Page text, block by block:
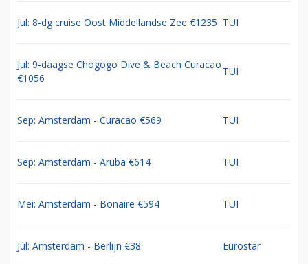
Jul: 8-dg cruise Oost Middellandse Zee €1235 TUI
Jul: 9-daagse Chogogo Dive & Beach Curacao
€1056
TUI
Sep: Amsterdam - Curacao €569 TUI
Sep: Amsterdam - Aruba €614 TUI
Mei: Amsterdam - Bonaire €594 TUI
Jul: Amsterdam - Berlijn €38 Eurostar